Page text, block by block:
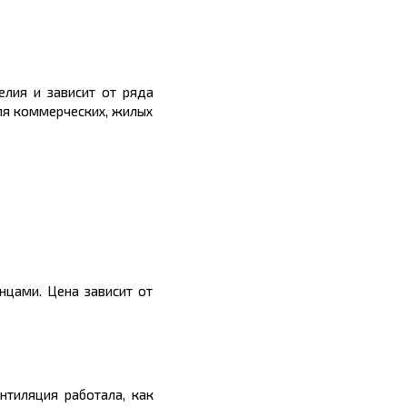
и зависит от ряда
коммерческих, жилых
Цена зависит от
работала, как